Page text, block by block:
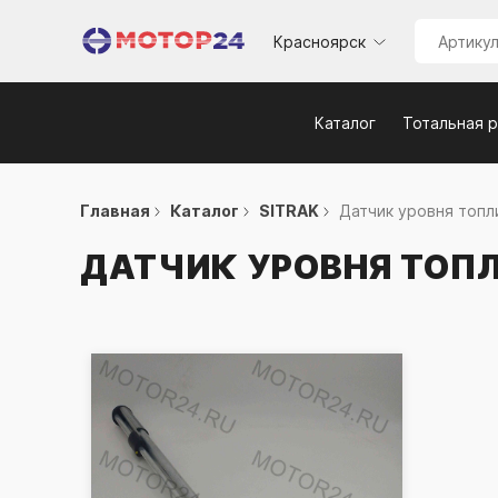
Красноярск
Каталог Тотальная
Главная Каталог SITRAK Датчик уровня
ДАТЧИК УРОВНЯ